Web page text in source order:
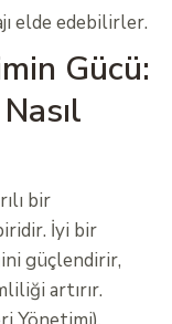
elde edebilirler.
Gücü:
bir
İyi bir
güçlendirir,
artırır.